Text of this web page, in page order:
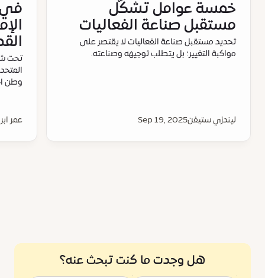
خمسة عوامل تشكّل
مستقبل صناعة الفعاليات
تحديد مستقبل صناعة الفعاليات لا يقتصر على
مواكبة التغيير؛ بل يتطلب توجيهه وصناعته.
ليندزي ستيفنSep 19, 2025
في
تحت
وطن
عمر
هل وجدت ما كنت تبحث عنه؟